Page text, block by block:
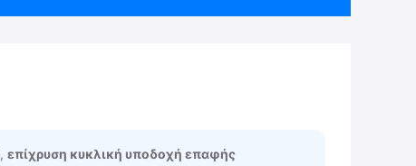
, επίχρυση κυκλική υποδοχή επαφής